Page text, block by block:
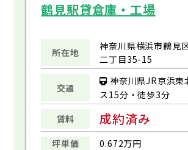
鶴見駅貸倉庫・工場
所在地
神奈川県横浜市鶴見
二丁目35-15
交通
神奈川県JR京浜東
ス15分・徒歩3分
賃料
成約済み
坪単価
0.672万円